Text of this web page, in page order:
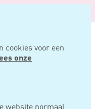
cookies voor een
onze
website normaal
bepaling